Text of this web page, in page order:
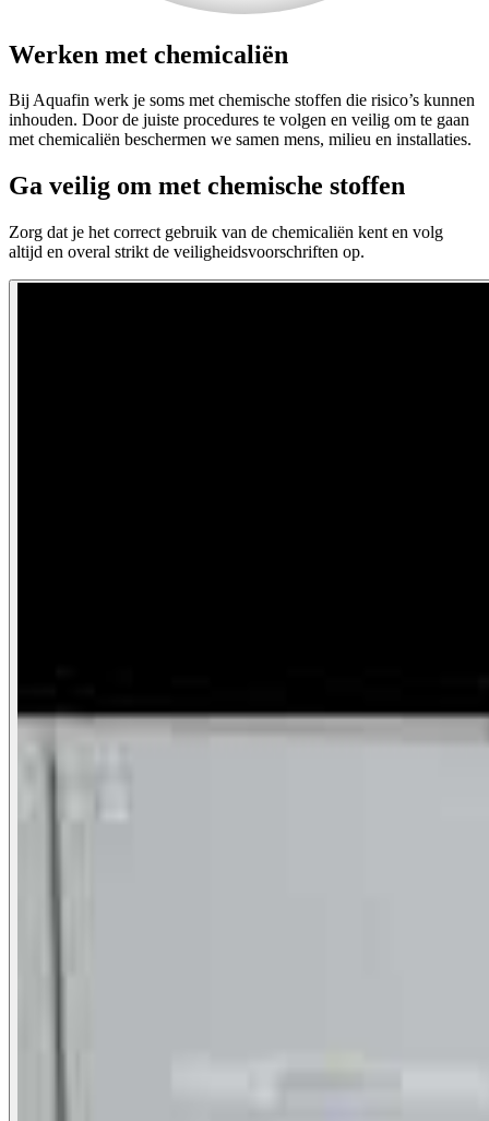
Werken met chemicaliën
Bij Aquafin werk je soms met chemische stoffen die risico’s kunnen
inhouden. Door de juiste procedures te volgen en veilig om te gaan
met chemicaliën beschermen we samen mens, milieu en installaties.
Ga veilig om met chemische stoffen
Zorg dat je het correct gebruik van de chemicaliën kent en volg
altijd en overal strikt de veiligheidsvoorschriften op.